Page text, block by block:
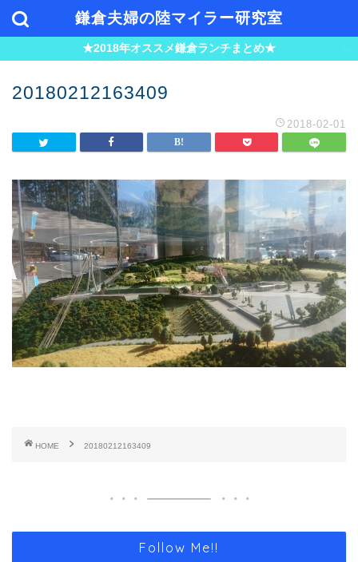
鎌倉夫婦の陸マイラー研究室
★2018年オススメ鎌倉ランチまとめ★
20180212163409
2018-02-01
HOME 20180212163409
Follow Me!!